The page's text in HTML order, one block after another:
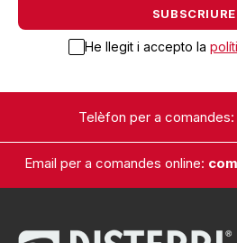
He llegit i accepto la
Telèfon per a comandes:
Email per a comandes online: